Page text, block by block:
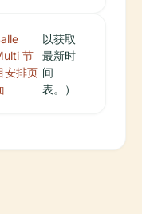
节
安排页
以获取
最新时
间
表。）